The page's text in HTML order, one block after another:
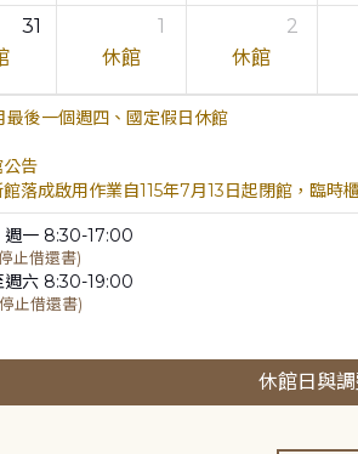
31
1
休館
2
休館
最後一個週四、國定假日休館
告
落成啟用作業自115年7月13日起閉館，臨時
週一 8:30-17:00
止借還書)
週六 8:30-19:00
止借還書)
休館日與